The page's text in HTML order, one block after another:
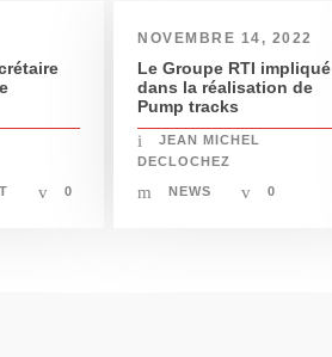
0
NOVEMBRE 14, 2022
Le Groupe RTI impliqué
dans la réalisation de
Pump tracks
JEAN MICHEL
DECLOCHEZ
NEWS 0